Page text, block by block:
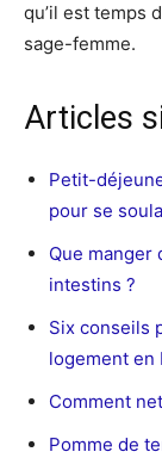
qu’il est temps
sage-femme.
Articles
Petit-
pour se
Que manger
intestins ?
Six conseils
logement en
Comment
Pomme de